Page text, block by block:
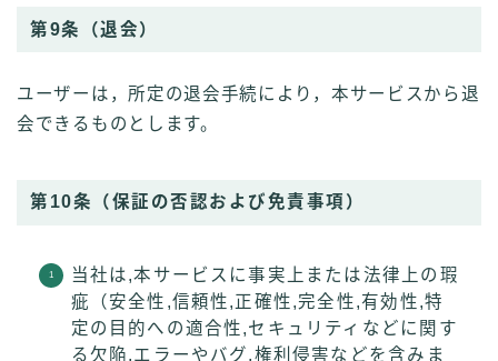
第9条（退会）
ユーザーは，所定の退会手続により，本サービスから退
会できるものとします。
第10条（保証の否認および免責事項）
当社は,本サービスに事実上または法律上の瑕
疵（安全性,信頼性,正確性,完全性,有効性,特
定の目的への適合性,セキュリティなどに関す
る欠陥,エラーやバグ,権利侵害などを含みま